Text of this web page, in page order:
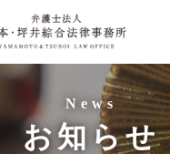
News
お知らせ